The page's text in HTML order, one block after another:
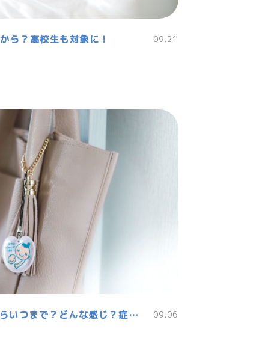
ら？高校生も対象に！ 09.21
つわり(妊娠悪阻)はいつからいつまで？どんな感じ？症状や対処法は？ 09.06